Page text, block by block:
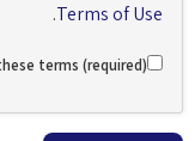
Terms of Use
.
terms (required).